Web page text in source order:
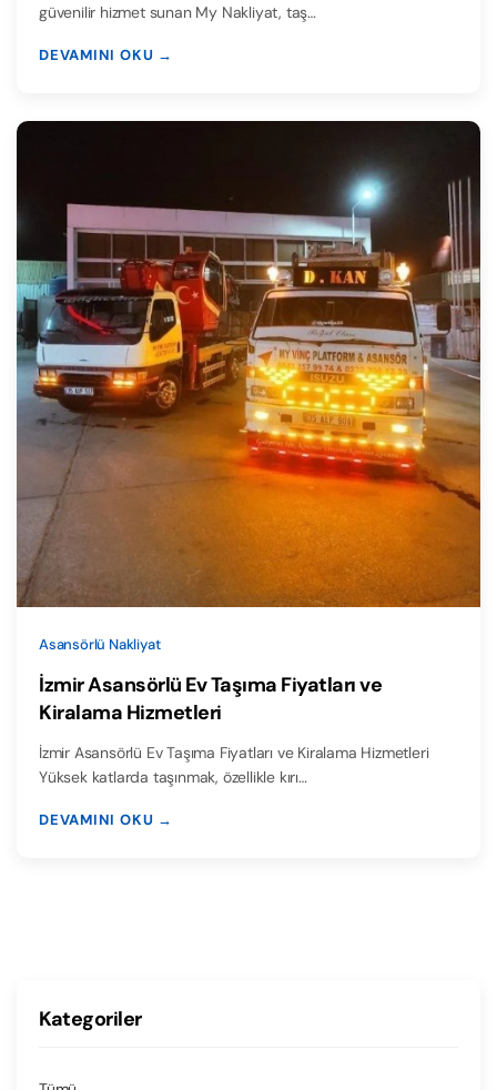
güvenilir hizmet sunan My Nakliyat, taş…
DEVAMINI OKU →
Asansörlü Nakliyat
İzmir Asansörlü Ev Taşıma Fiyatları ve
Kiralama Hizmetleri
İzmir Asansörlü Ev Taşıma Fiyatları ve Kiralama Hizmetleri
Yüksek katlarda taşınmak, özellikle kırı…
DEVAMINI OKU →
Kategoriler